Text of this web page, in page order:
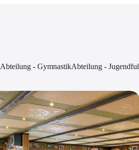
Abteilung - GymnastikAbteilung -